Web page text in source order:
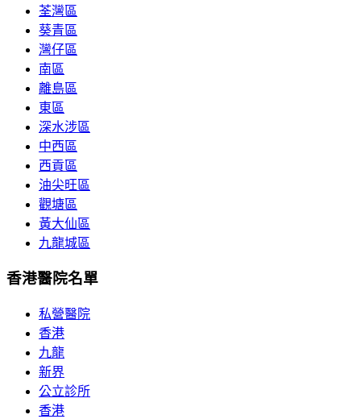
荃灣區
葵青區
灣仔區
南區
離島區
東區
深水涉區
中西區
西貢區
油尖旺區
觀塘區
黃大仙區
九龍城區
香港醫院名單
私營醫院
香港
九龍
新界
公立診所
香港